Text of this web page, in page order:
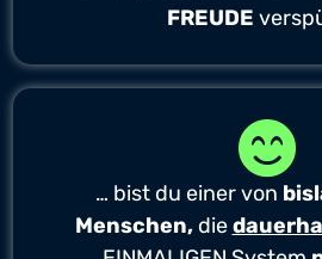
FREUDE
… bist du einer von
Menschen,die